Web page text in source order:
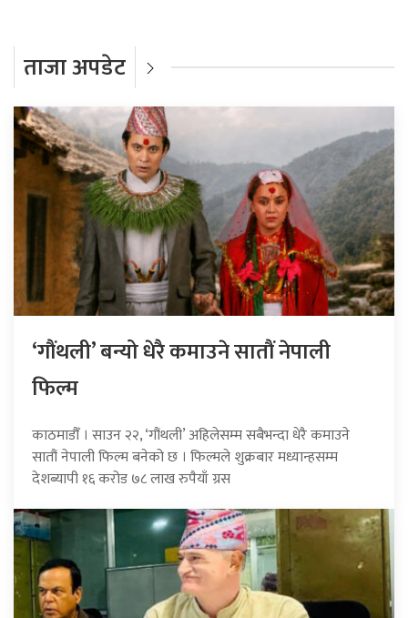
ताजा अपडेट
‘गौंथली’ बन्यो धेरै कमाउने सातौं नेपाली
फिल्म
काठमाडौँ । साउन २२, ‘गौंथली’ अहिलेसम्म सबैभन्दा धेरै कमाउने
सातौं नेपाली फिल्म बनेको छ । फिल्मले शुक्रबार मध्यान्हसम्म
देशब्यापी १६ करोड ७८ लाख रुपैयाँ ग्रस